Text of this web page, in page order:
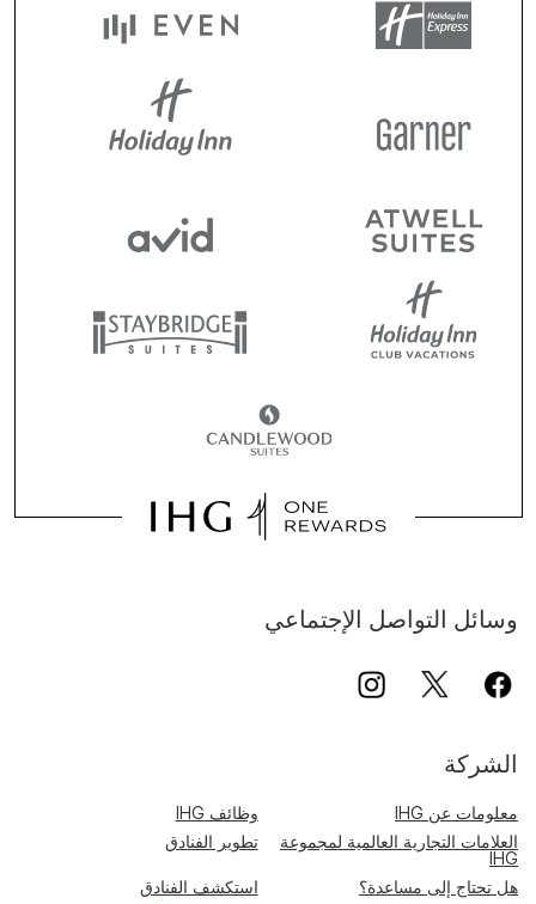
وسائل التواصل الإجتماعي
الشركة
معلومات عن IHG
وظائف IHG
العلامات التجارية العالمية لمجموعة
IHG
تطوير الفنادق
هل تحتاج إلى مساعدة؟
استكشف الفنادق